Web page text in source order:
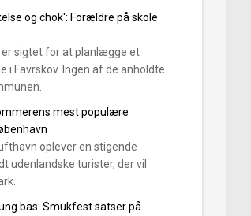
og chok': Forældre på skole
er sigtet for at planlægge et
i Favrskov. Ingen af de anholdte
mest populære
oplever en stigende
udenlandske turister, der vil
bas: Smukfest satser på